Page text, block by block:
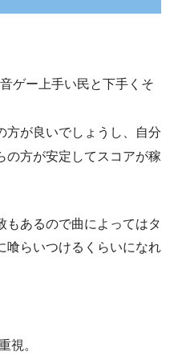
ゲー上手い民と下手くそ
が良いでしょうし、自分
の方が安定してスコアが稼
あるので曲によってはタ
喰らいつけるくらいになれ
視。